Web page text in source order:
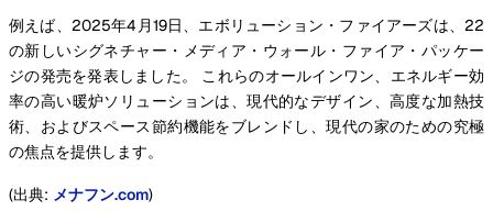
例えば、2025年4月19日、エボリューション・ファイアーズは、22
の新しいシグネチャー・メディア・ウォール・ファイア・パッケー
ジの発売を発表しました。 これらのオールインワン、エネルギー効
率の高い暖炉ソリューションは、現代的なデザイン、高度な加熱技
術、およびスペース節約機能をブレンドし、現代の家のための究極
の焦点を提供します。
(出典: メナフン.com)